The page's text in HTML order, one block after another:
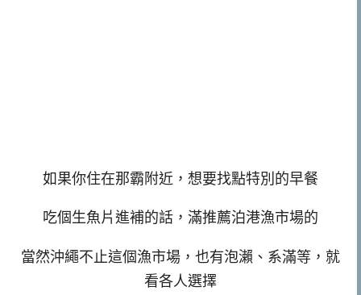
如果你住在那霸附近，想要找點特別的早餐
吃個生魚片進補的話，滿推薦泊港漁市場的
當然沖繩不止這個漁市場，也有泡瀨、系滿等，就
看各人選擇